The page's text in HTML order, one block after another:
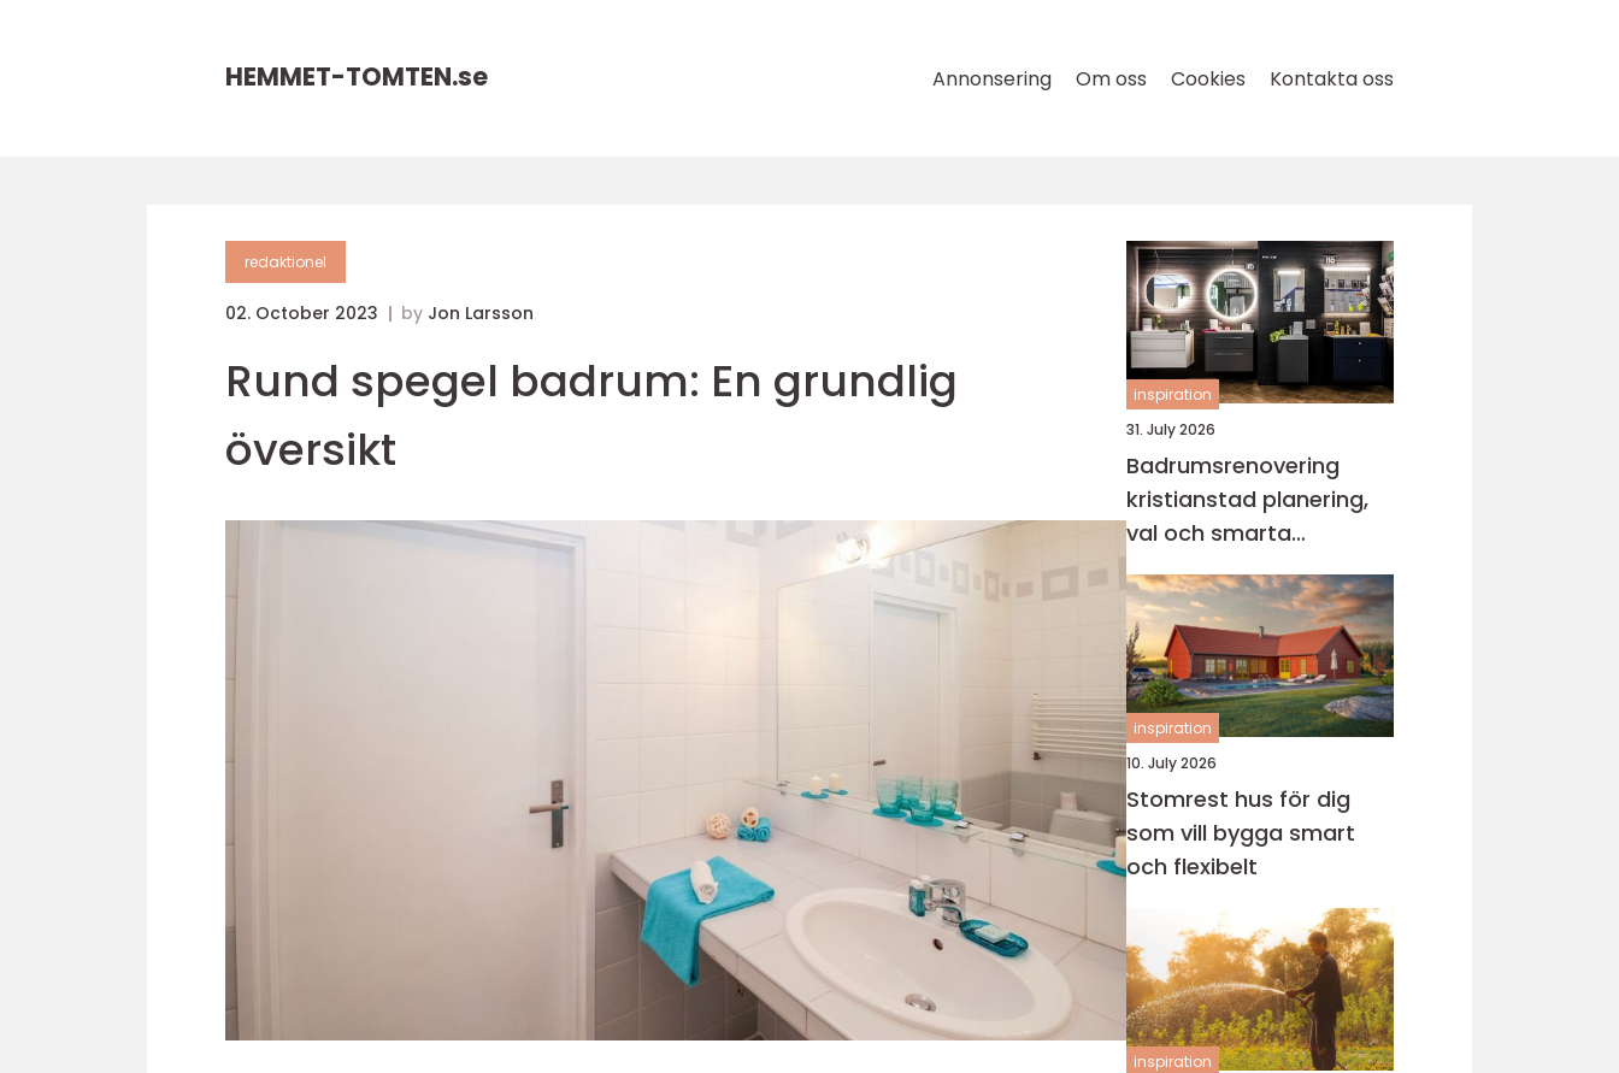
HEMMET-TOMTEN.se Annonsering Om oss Cookies Kontakta oss
redaktionel
02. October 2023 by Jon Larsson
Rund spegel badrum: En grundlig
översikt
inspiration
31. July 2026
Badrumsrenovering
kristianstad planering,
val och smarta
genvägar
inspiration
10. July 2026
Stomrest hus för dig
som vill bygga smart
och flexibelt
inspiration